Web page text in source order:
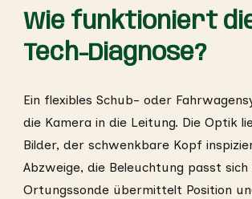
Wie funktioniert
Tech-Diagnose?
Ein flexibles Schub- oder
die Kamera in die Leitung. Die Optik
Bilder, der schwenkbare Kopf
Abzweige, die Beleuchtung passt sich
Ortungssonde übermittelt Position